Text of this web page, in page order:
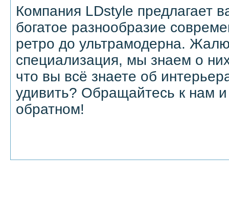
Компания LDstyle предлагает
богатое разнообразие
ретро до ультрамодерна.
специализация, мы знаем о
что вы всё знаете об
удивить? Обращайтесь к нам
обратном!